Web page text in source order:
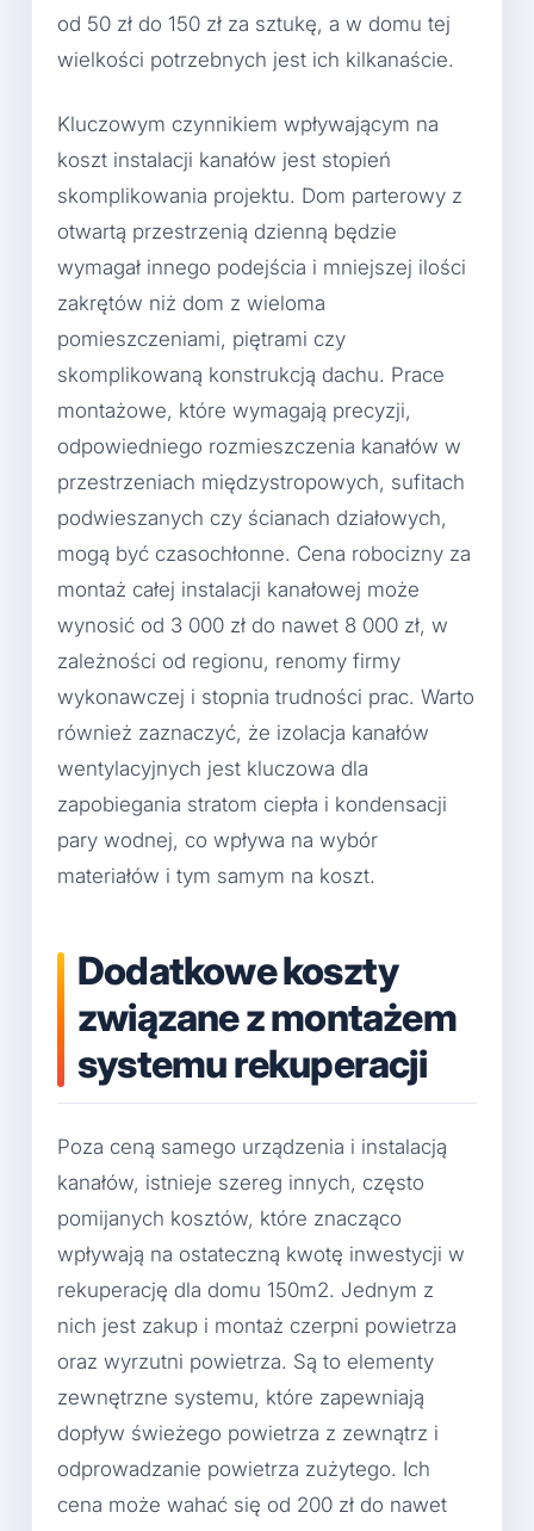
od 50 zł do 150 zł za sztukę, a w domu tej
wielkości potrzebnych jest ich kilkanaście.
Kluczowym czynnikiem wpływającym na
koszt instalacji kanałów jest stopień
skomplikowania projektu. Dom parterowy z
otwartą przestrzenią dzienną będzie
wymagał innego podejścia i mniejszej ilości
zakrętów niż dom z wieloma
pomieszczeniami, piętrami czy
skomplikowaną konstrukcją dachu. Prace
montażowe, które wymagają precyzji,
odpowiedniego rozmieszczenia kanałów w
przestrzeniach międzystropowych, sufitach
podwieszanych czy ścianach działowych,
mogą być czasochłonne. Cena robocizny za
montaż całej instalacji kanałowej może
wynosić od 3 000 zł do nawet 8 000 zł, w
zależności od regionu, renomy firmy
wykonawczej i stopnia trudności prac. Warto
również zaznaczyć, że izolacja kanałów
wentylacyjnych jest kluczowa dla
zapobiegania stratom ciepła i kondensacji
pary wodnej, co wpływa na wybór
materiałów i tym samym na koszt.
Dodatkowe koszty
związane z montażem
systemu rekuperacji
Poza ceną samego urządzenia i instalacją
kanałów, istnieje szereg innych, często
pomijanych kosztów, które znacząco
wpływają na ostateczną kwotę inwestycji w
rekuperację dla domu 150m2. Jednym z
nich jest zakup i montaż czerpni powietrza
oraz wyrzutni powietrza. Są to elementy
zewnętrzne systemu, które zapewniają
dopływ świeżego powietrza z zewnątrz i
odprowadzanie powietrza zużytego. Ich
cena może wahać się od 200 zł do nawet